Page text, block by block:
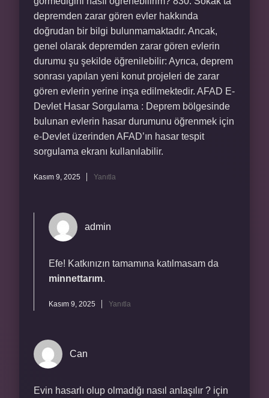
depremden zarar gören evler hakkında
doğrudan bir bilgi bulunmamaktadır. Ancak,
genel olarak depremden zarar gören evlerin
durumu şu şekilde öğrenilebilir: Ayrıca, deprem
sonrası yapılan yeni konut projeleri de zarar
gören evlerin yerine inşa edilmektedir. AFAD E-
Devlet Hasar Sorgulama : Deprem bölgesinde
bulunan evlerin hasar durumunu öğrenmek için
e-Devlet üzerinden AFAD’ın hasar tespit
sorgulama ekranı kullanılabilir.
Kasım 9, 2025 Yanıtla
admin
Efe! Katkınızın tamamına katılmasam da
minnettarım.
Kasım 9, 2025 Yanıtla
Can
Evin hasarlı olup olmadığı nasıl anlaşılır ? için